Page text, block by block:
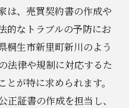
は、売買契約書の作成や
的なトラブルの予防にお
桐生市新里町新川のよう
法律や規制に対応するた
が特に求められます。
証書の作成を担当し、